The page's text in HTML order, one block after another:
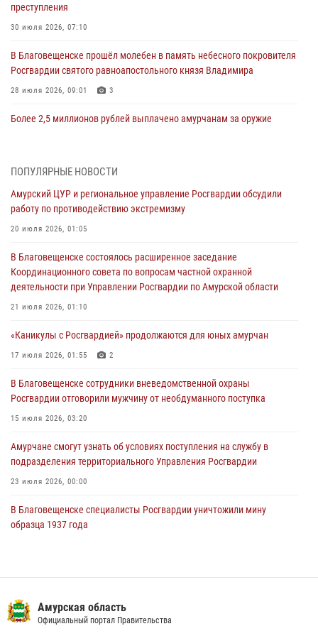
преступления
30 июля 2026, 07:10
В Благовещенске прошёл молебен в память небесного покровителя
Росгвардии святого равноапостольного князя Владимира
28 июля 2026, 09:01 3
Более 2,5 миллионов рублей выплачено амурчанам за оружие
Росгвардии Амурской области в период с 20 по 26 июля 2026 года
27 июля 2026, 06:28
охраны
23 июля 2026, 07:49
Амурчане смогут узнать об условиях поступления на службу в
23 июля 2026, 00:00
Координационного совета по вопросам частной охранной
деятельности при Управлении Росгвардии по Амурской области
21 июля 2026, 01:10
ПОПУЛЯРНЫЕ НОВОСТИ
Амурский ЦУР и региональное управление Росгвардии обсудили
работу по противодействию экстремизму
20 июля 2026, 01:05
В Благовещенске состоялось расширенное заседание
Координационного совета по вопросам частной охранной
деятельности при Управлении Росгвардии по Амурской области
21 июля 2026, 01:10
«Каникулы с Росгвардией» продолжаются для юных амурчан
17 июля 2026, 01:55 2
В Благовещенске сотрудники вневедомственной охраны
Росгвардии отговорили мужчину от необдуманного поступка
15 июля 2026, 03:20
Амурчане смогут узнать об условиях поступления на службу в
подразделения территориального Управления Росгвардии
23 июля 2026, 00:00
В Благовещенске специалисты Росгвардии уничтожили мину
образца 1937 года
27 июля 2026, 06:28 2
Амурская область
Официальный портал Правительства